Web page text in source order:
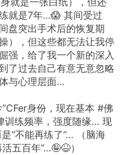
就是7年…😱 其间受过
盘突出手术后的恢复期
），但这些都无法让我停
强，给了我一个新的深入
了过去自己有意无意忽略
与心理层面…
身份，现在基本 #佛
训练频率，强度随缘… 现
“不能再练了”… （脑海
五百年”…🤪😆）